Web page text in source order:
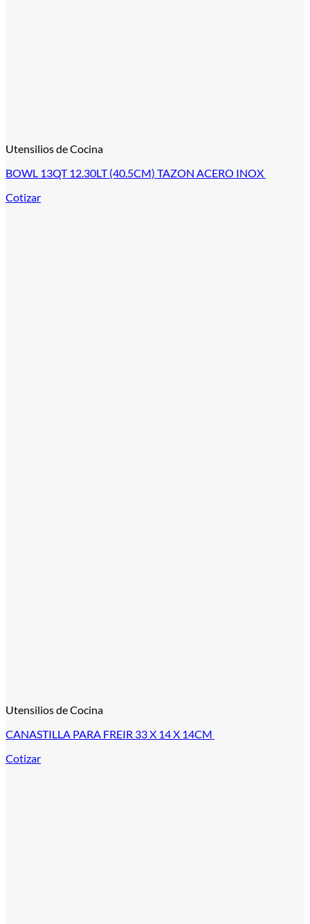
Utensilios de Cocina
BOWL 13QT 12.30LT (40.5CM) TAZON ACERO INOX
Cotizar
Utensilios de Cocina
CANASTILLA PARA FREIR 33 X 14 X 14CM
Cotizar